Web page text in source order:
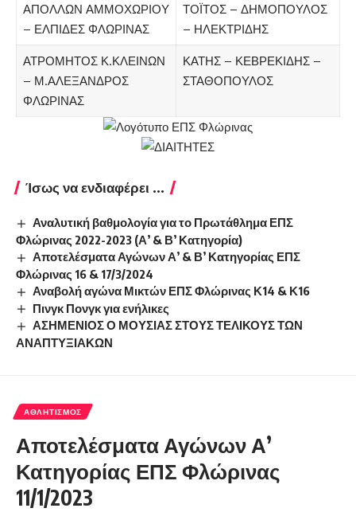
ΑΠΟΛΛΩΝ ΑΜΜΟΧΩΡΙΟΥ
– ΕΛΠΙΔΕΣ ΦΛΩΡΙΝΑΣ
ΤΟΪΤΟΣ – ΔΗΜΟΠΟΥΛΟΣ
– ΗΛΕΚΤΡΙΔΗΣ
ΑΤΡΟΜΗΤΟΣ Κ.ΚΛΕΙΝΩΝ
– Μ.ΑΛΕΞΑΝΔΡΟΣ
ΦΛΩΡΙΝΑΣ
ΚΑΤΗΣ – ΚΕΒΡΕΚΙΔΗΣ –
ΣΤΑΘΟΠΟΥΛΟΣ
Ίσως να ενδιαφέρει ...
Αναλυτική βαθμολογία για το Πρωτάθλημα ΕΠΣ
Φλώρινας 2022-2023 (Α’ & Β’ Κατηγορία)
Αποτελέσματα Αγώνων Α’ & Β’ Κατηγορίας ΕΠΣ
Φλώρινας 16 & 17/3/2024
Αναβολή αγώνα Μικτών ΕΠΣ Φλώρινας Κ14 & Κ16
Πινγκ Πονγκ για ενήλικες
ΑΣΗΜΕΝΙΟΣ Ο ΜΟΥΣΙΑΣ ΣΤΟΥΣ ΤΕΛΙΚΟΥΣ ΤΩΝ
ΑΝΑΠΤΥΞΙΑΚΩΝ
ΑΘΛΗΤΙΣΜΌΣ
Αποτελέσματα Αγώνων Α’
Κατηγορίας ΕΠΣ Φλώρινας
11/1/2023